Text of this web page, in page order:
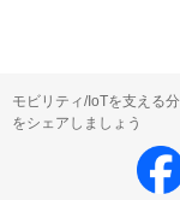
モビリティ/IoTを支える
をシェアしましょう